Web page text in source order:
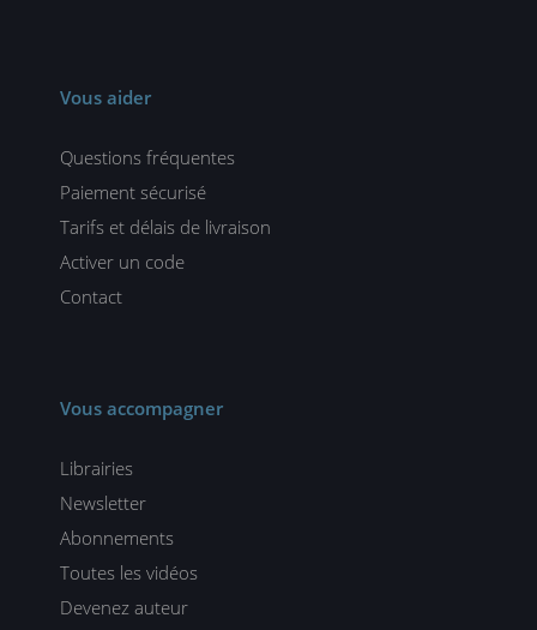
Vous aider
Questions fréquentes
Paiement sécurisé
Tarifs et délais de livraison
Activer un code
Contact
Vous accompagner
Librairies
Newsletter
Abonnements
Toutes les vidéos
Devenez auteur